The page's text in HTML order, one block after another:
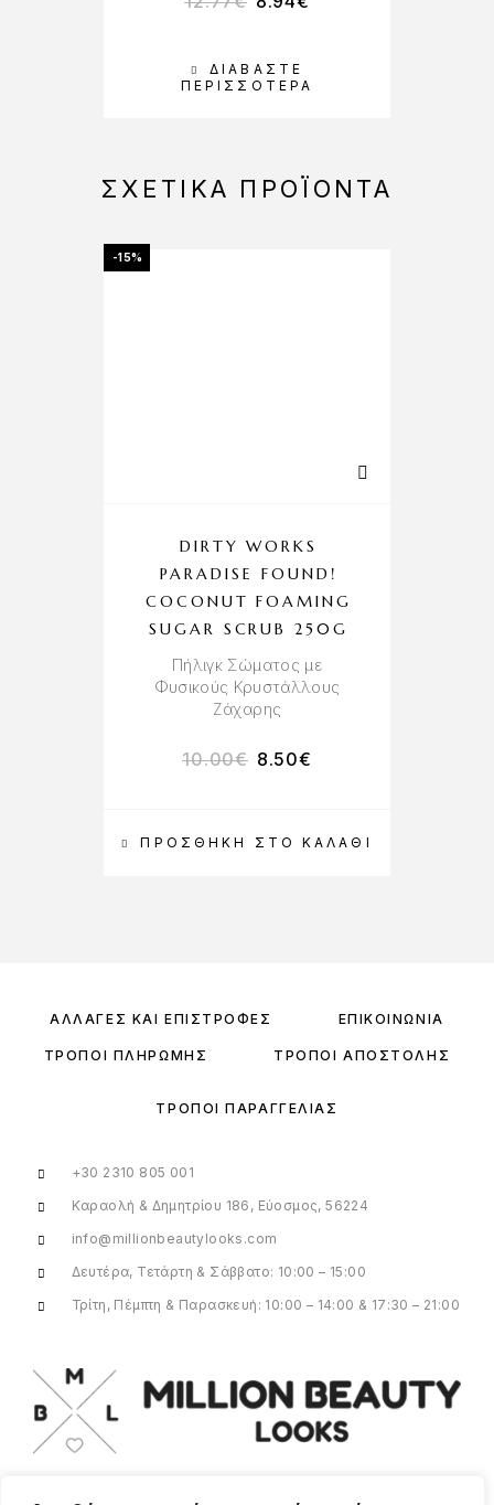
ΔΙΑΒΆΣΤΕ
ΠΕΡΙΣΣΌΤΕΡΑ
ΣΧΕΤΙΚΆ ΠΡΟΪΌΝΤΑ
-15%
ΠΡΟΣΘΉΚΗ ΣΤΟ ΚΑΛΆΘΙ
DIRTY WORKS
PARADISE FOUND!
COCONUT FOAMING
SUGAR SCRUB 250G
Πήλιγκ Σώματος με
Φυσικούς Κρυστάλλους
Ζάχαρης
10.00€ 8.50€
ΑΛΛΑΓΈΣ ΚΑΙ ΕΠΙΣΤΡΟΦΈΣ ΕΠΙΚΟΙΝΩΝΊΑ
ΤΡΌΠΟΙ ΠΛΗΡΩΜΉΣ ΤΡΌΠΟΙ ΑΠΟΣΤΟΛΉΣ
ΤΡΌΠΟΙ ΠΑΡΑΓΓΕΛΊΑΣ
+30 2310 805 001
Καραολή & Δημητρίου 186, Εύοσμος, 56224
info@millionbeautylooks.com
Δευτέρα, Τετάρτη & Σάββατο: 10:00 – 15:00
Τρίτη, Πέμπτη & Παρασκευή: 10:00 – 14:00 & 17:30 – 21:00